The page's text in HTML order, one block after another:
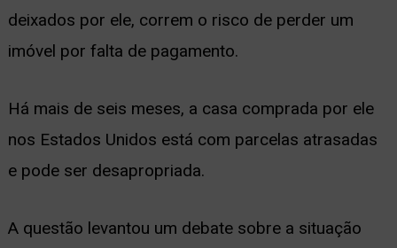
deixados por ele, correm o risco de perder um
imóvel por falta de pagamento.
Há mais de seis meses, a casa comprada por ele
nos Estados Unidos está com parcelas atrasadas
e pode ser desapropriada.
A questão levantou um debate sobre a situação